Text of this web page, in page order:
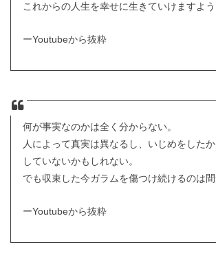
これからの人生を幸せに生きていけますよう
ーYoutubeから抜粋
何が事実なのかは全く分からない。
人によって真実は異なるし、いじめをしたか
していないかもしれない。
でも収束した今ガラムを傷つけ続けるのは間
ーYoutubeから抜粋